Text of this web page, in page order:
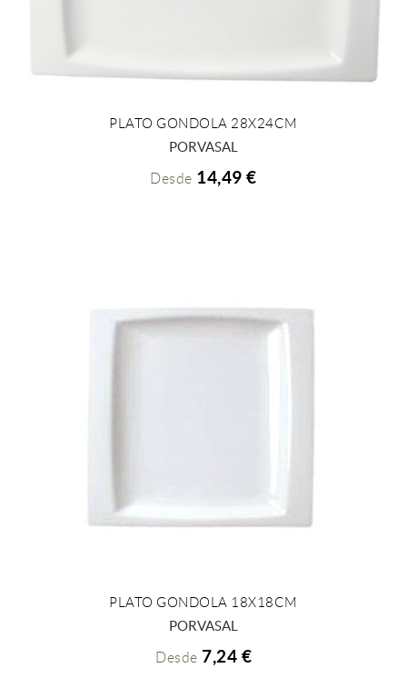
+ INFO
PLATO GONDOLA 28X24CM
PORVASAL
Desde 14,49 €
+ INFO
PLATO GONDOLA 18X18CM
PORVASAL
Desde 7,24 €